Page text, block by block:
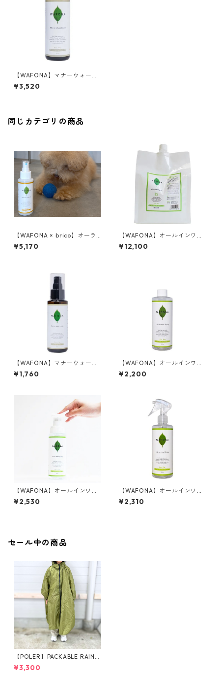
【WAFONA】マナーウォータ
ーリキッド 詰替えボトル 3
00ml
¥3,520
同じカテゴリの商品
【WAFONA × brico】オーラ
ルケアセット
¥5,170
【WAFONA】オールインワン
スプレー 詰替え 2000ml
¥12,100
【WAFONA】マナーウォータ
ーリキッド 100ml
¥1,760
【WAFONA】オールインワン
スプレー 付替えボトル 30
0ml
¥2,200
【WAFONA】オールインワン
スプレー コットン専用ボト
ル300ml
¥2,530
【WAFONA】オールインワン
スプレー ノズル付き 300
ml
¥2,310
セール中の商品
【POLER】PACKABLE RAIN P
ONCHO
¥3,300